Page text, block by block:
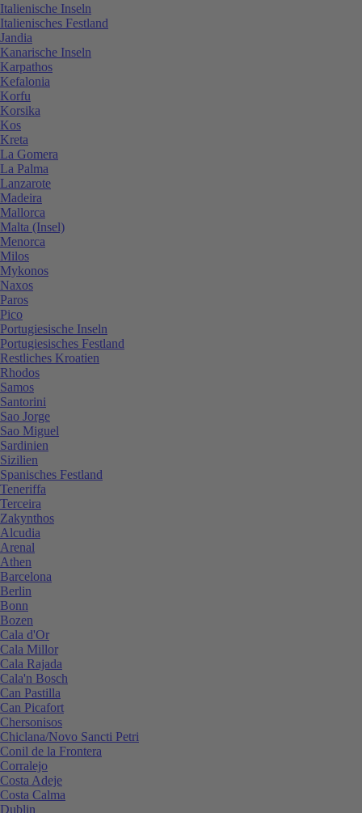
Italienische Inseln
Italienisches Festland
Jandia
Kanarische Inseln
Karpathos
Kefalonia
Korfu
Korsika
Kos
Kreta
La Gomera
La Palma
Lanzarote
Madeira
Mallorca
Malta (Insel)
Menorca
Milos
Mykonos
Naxos
Paros
Pico
Portugiesische Inseln
Portugiesisches Festland
Restliches Kroatien
Rhodos
Samos
Santorini
Sao Jorge
Sao Miguel
Sardinien
Sizilien
Spanisches Festland
Teneriffa
Terceira
Zakynthos
Alcudia
Arenal
Athen
Barcelona
Berlin
Bonn
Bozen
Cala d'Or
Cala Millor
Cala Rajada
Cala'n Bosch
Can Pastilla
Can Picafort
Chersonisos
Chiclana/Novo Sancti Petri
Conil de la Frontera
Corralejo
Costa Adeje
Costa Calma
Dublin